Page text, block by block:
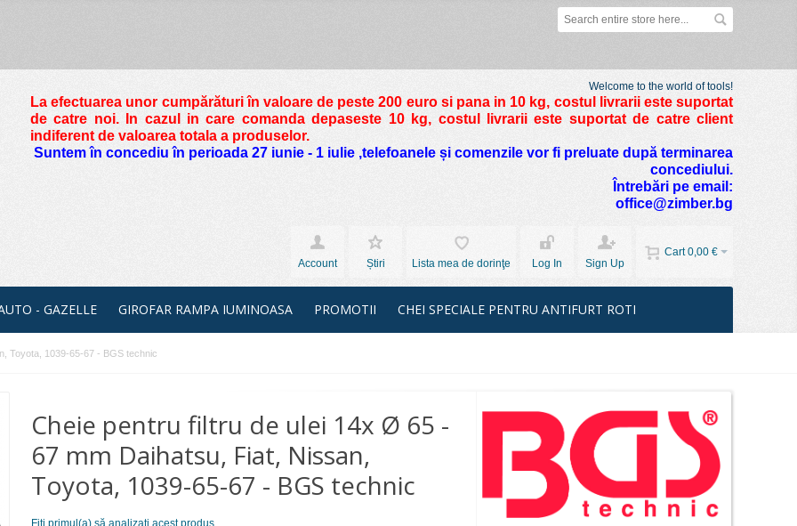
Welcome to the world of tools!
La efectuarea unor cumpărături în valoare de peste 200 euro si pana in 10 kg, costul livrarii este suportat
de catre noi. In cazul in care comanda depaseste 10 kg, costul livrarii este suportat de catre client
indiferent de valoarea totala a produselor.
Suntem în concediu în perioada 27 iunie - 1 iulie ,telefoanele și comenzile vor fi preluate după terminarea
concediului.
Întrebări pe email:
office@zimber.bg
Cart 0,00 €
Account
Știri Lista mea de dorinţe Log In Sign Up
- GAZELLE GIROFAR RAMPA IUMINOASA PROMOTII CHEI SPECIALE PENTRU ANTIFURT ROTI
Toyota, 1039-65-67 - BGS technic
Cheie pentru filtru de ulei 14x Ø 65 -
67 mm Daihatsu, Fiat, Nissan,
Toyota, 1039-65-67 - BGS technic
Fiţi primul(a) să analizaţi acest produs